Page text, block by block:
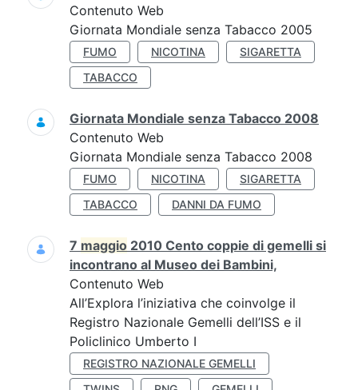
Contenuto Web
Giornata Mondiale senza Tabacco 2005
FUMO NICOTINA
SIGARETTA
TABACCO
Giornata Mondiale senza Tabacco 2008
Contenuto Web
Giornata Mondiale senza Tabacco 2008
FUMO NICOTINA
SIGARETTA
TABACCO
DANNI DA FUMO
7 maggio 2010 Cento coppie di gemelli si
incontrano al Museo dei Bambini,
Contenuto Web
All’Explora l’iniziativa che coinvolge il
Registro Nazionale Gemelli dell’ISS e il
Policlinico Umberto I
REGISTRO NAZIONALE GEMELLI